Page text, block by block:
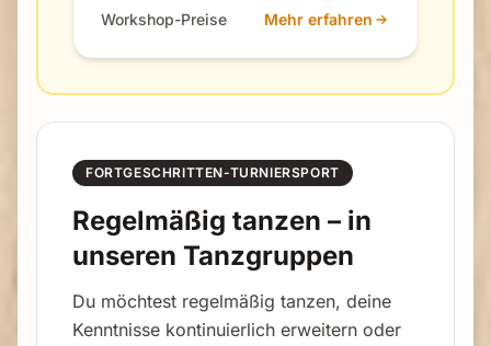
Workshop-Preise Mehr erfahren
FORTGESCHRITTEN-TURNIERSPORT
Regelmäßig tanzen – in
unseren Tanzgruppen
Du möchtest regelmäßig tanzen, deine
Kenntnisse kontinuierlich erweitern oder